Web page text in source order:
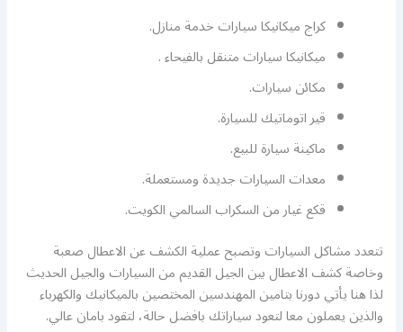
كراج ميكانيكا سيارات خدمة منازل.
ميكانيكا سيارات متنقل بالفيحاء .
مكائن سيارات.
قير اتوماتيك للسيارة.
ماكينة سيارة للبيع.
معدات السيارات جديدة ومستعملة.
قكع غيار من السكراب السالمي الكويت.
تتعدد مشاكل السيارات وتصبح عملية الكشف عن الاعطال صعبة
وخاصة كشف الاعطال بين الجيل القديم من السيارات والجيل الحديث
لذا هنا يأتي دورنا بتامين المهندسين المختصين بالميكانيك والكهرباء
والذين يعملون معا لتعود سياراتك بافضل حالة، لتقود بامان عالي.